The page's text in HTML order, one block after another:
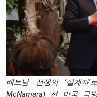
베트남 전쟁의 ‘설계자’
McNamara) 전 미국 국